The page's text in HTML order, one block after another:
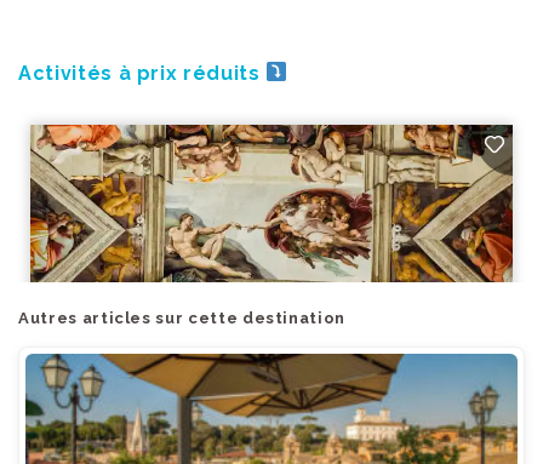
Activités à prix réduits
Autres articles sur cette destination